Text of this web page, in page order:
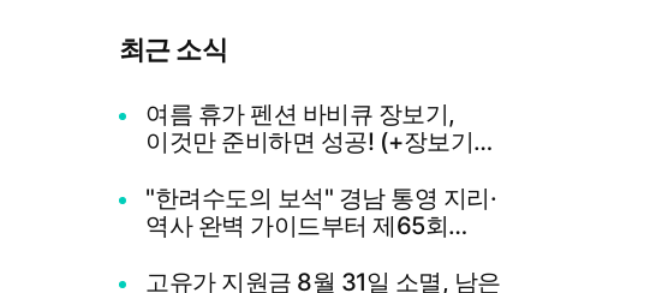
최근 소식
여름 휴가 펜션 바비큐 장보기,
이것만 준비하면 성공! (+장보기
"한려수도의 보석" 경남 통영 지리·
역사 완벽 가이드부터 제65회
고유가 지원금 8월 31일 소멸, 남은